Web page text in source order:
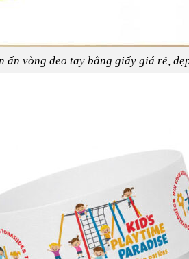
ấn vòng đeo tay bằng giấy giá rẻ,